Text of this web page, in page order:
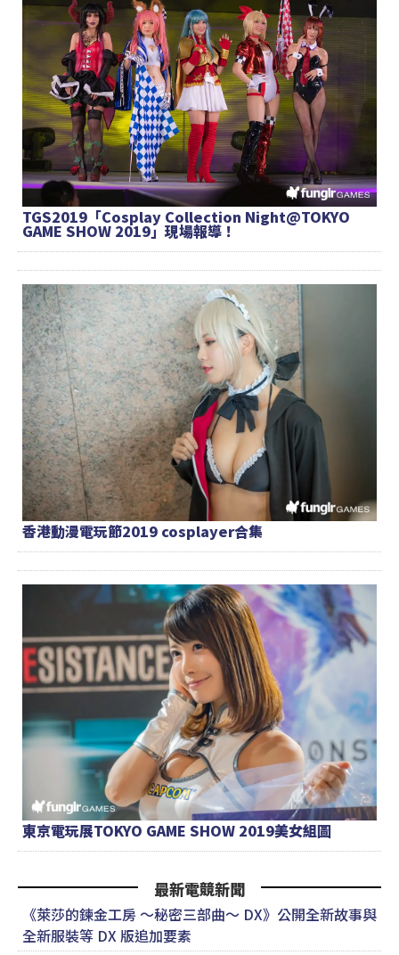
TGS2019「Cosplay Collection Night@TOKYO
GAME SHOW 2019」現場報導！
香港動漫電玩節2019 cosplayer合集
東京電玩展TOKYO GAME SHOW 2019美女組圖
最新電競新聞
《萊莎的鍊金工房 ～秘密三部曲～ DX》公開全新故事與
全新服裝等 DX 版追加要素